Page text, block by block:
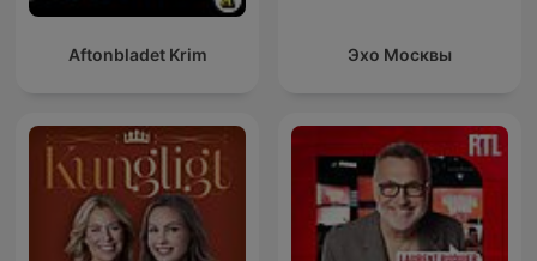
Aftonbladet Krim Эхо Москвы